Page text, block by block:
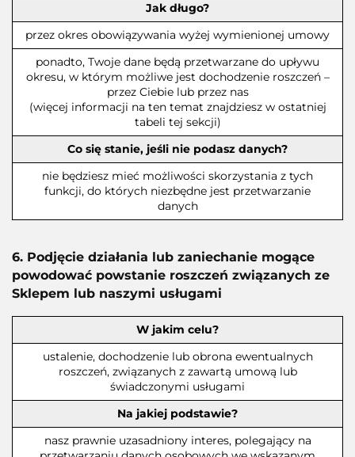
Jak długo?
przez okres obowiązywania wyżej wymienionej umowy
ponadto, Twoje dane będą przetwarzane do upływu
okresu, w którym możliwe jest dochodzenie roszczeń –
przez Ciebie lub przez nas
(więcej informacji na ten temat znajdziesz w ostatniej
tabeli tej sekcji)
Co się stanie, jeśli nie podasz danych?
nie będziesz mieć możliwości skorzystania z tych
funkcji, do których niezbędne jest przetwarzanie
danych
6. Podjęcie działania lub zaniechanie mogące
powodować powstanie roszczeń związanych ze
Sklepem lub naszymi usługami
W jakim celu?
ustalenie, dochodzenie lub obrona ewentualnych
roszczeń, związanych z zawartą umową lub
świadczonymi usługami
Na jakiej podstawie?
nasz prawnie uzasadniony interes, polegający na